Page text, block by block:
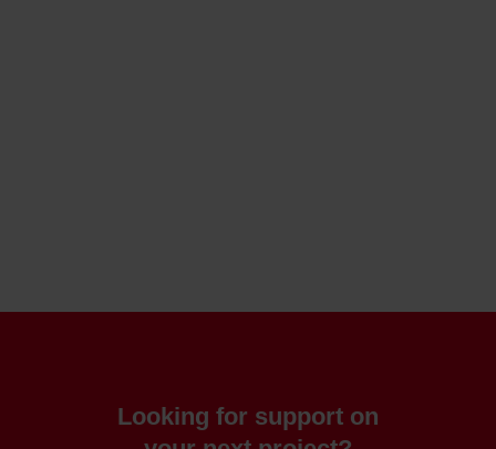
Looking for support on